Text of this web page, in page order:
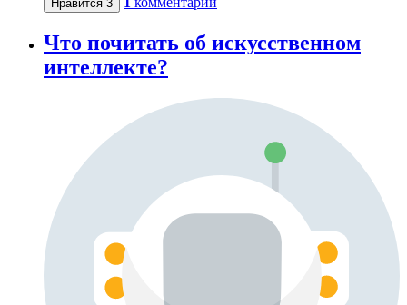
Нравится 3
Что почитать об искусственном
интеллекте?